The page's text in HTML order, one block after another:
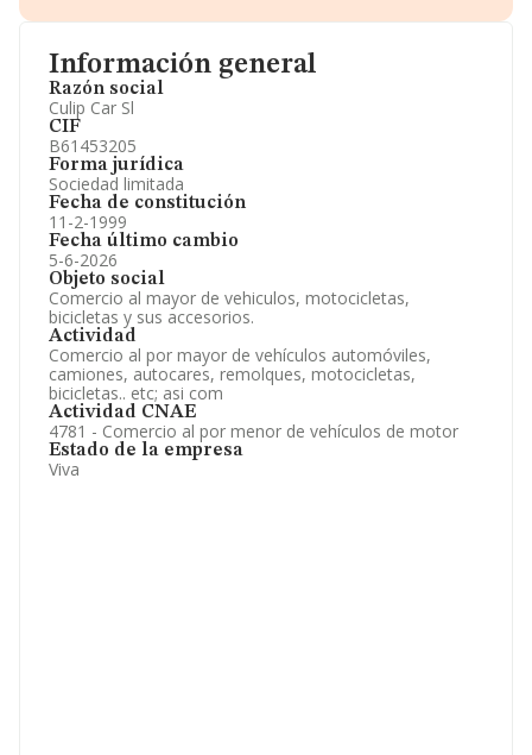
Información general
Razón social
Culip Car Sl
CIF
B61453205
Forma jurídica
Sociedad limitada
Fecha de constitución
11-2-1999
Fecha último cambio
5-6-2026
Objeto social
Comercio al mayor de vehiculos, motocicletas,
bicicletas y sus accesorios.
Actividad
Comercio al por mayor de vehículos automóviles,
camiones, autocares, remolques, motocicletas,
bicicletas.. etc; asi com
Actividad CNAE
4781 - Comercio al por menor de vehículos de motor
Estado de la empresa
Viva
Información oficial y registral complementaria.